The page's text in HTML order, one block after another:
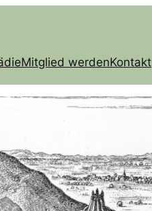
Mitglied werdenKontakt